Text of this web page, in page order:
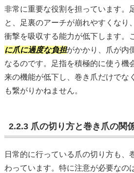
非常に重要な役割を担っています。
と、足裏のアーチが崩れやすくなり
衝撃を吸収する能力が低下します。
に爪に過度な負担がかかり、爪が内
なるのです。足指を積極的に使う機
来の機能が低下し、巻き爪だけでな
も繋がりかねません。
2.2.3 爪の切り方と巻き爪の関
日常的に行っている爪の切り方も、
わっています。特に注意が必要なの